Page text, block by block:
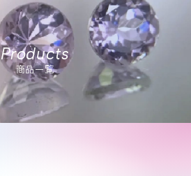
Products
商品一覧